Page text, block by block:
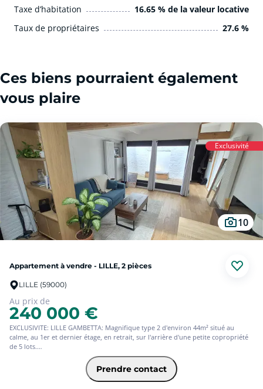
Taxe d’habitation
16.65 % de la valeur locative
Taux de propriétaires
27.6 %
Ces biens pourraient également
vous plaire
Exclusivité
10
Appartement à vendre - LILLE, 2 pièces
LILLE (59000)
Au prix de
240 000 €
EXCLUSIVITE: LILLE GAMBETTA: Magnifique type 2 d'environ 44m² situé au
calme, au 1er et dernier étage, en retrait, sur l'arrière d'une petite copropriété
de 5 lots.
L'appartement et l'immeuble ont été entièrement rénovés.
De nombreux points positifs : Rue Léon Gambetta, au calme absolue, la
proximité du métro, du marché de Wazemmes et du centre ville, une terrasse
attenante au séjour. L'appartement est également optimisé dans son
Prendre contact